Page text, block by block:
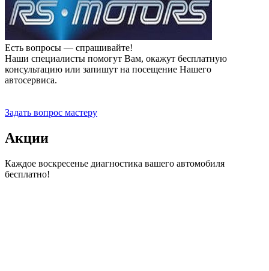
Есть вопросы — спрашивайте!
Наши специалисты помогут Вам, окажут бесплатную
консультацию или запишут на посещение Нашего
автосервиса.
Задать вопрос мастеру
Акции
Каждое воскресенье диагностика вашего автомобиля
бесплатно!